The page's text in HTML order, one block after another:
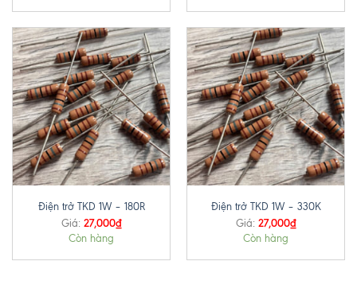
Điện trở TKD 1W – 180R
Giá: 27,000₫
Còn hàng
Điện trở TKD 1W – 330K
Giá: 27,000₫
Còn hàng